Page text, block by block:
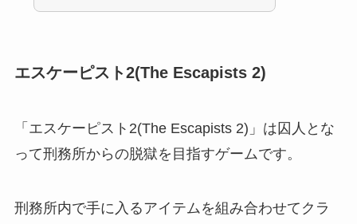
エスケーピスト2(The Escapists 2)
「エスケーピスト2(The Escapists 2)」は囚人とな
って刑務所からの脱獄を目指すゲームです。
刑務所内で手に入るアイテムを組み合わせてクラ